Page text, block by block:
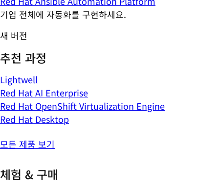
기업 전체에 자동화를 구현하세요.
새 버전
추천 과정
Lightwell
Red Hat AI Enterprise
Red Hat OpenShift Virtualization Engine
Red Hat Desktop
모든 제품 보기
체험 & 구매